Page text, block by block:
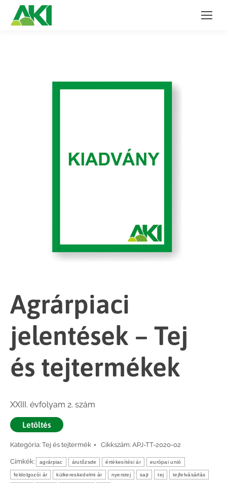
Agrárpiaci
jelentések – Tej
és tejtermékek
XXIII. évfolyam 2. szám
Letöltés
Kategória: Tej és tejtermék Cikkszám: APJ-TT-2020-02
Címkék: agrárpiac árutőzsde értékesítési ár európai unió
feldolgozói ár külkereskedelmi ár nyerstej sajt tej tejfelvásárlás